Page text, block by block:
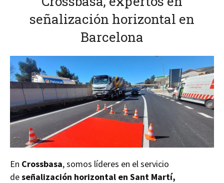
señalización horizontal en
Barcelona
En Crossbasa, somos líderes en el servicio
deseñalización horizontal en Sant Martí,